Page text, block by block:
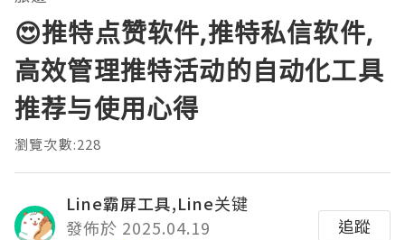
😍推特点赞软件,推特私信软件,
高效管理推特活动的自动化工具
推荐与使用心得
瀏覽次數:228
Line霸屏工具,Line关键
發佈於 2025.04.19
追蹤